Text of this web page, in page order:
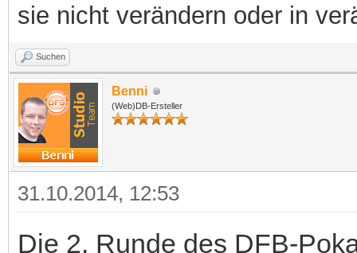
sie nicht verändern oder in
Suchen
Benni
(Web)DB-Ersteller
31.10.2014, 12:53
Die 2. Runde des DFB-